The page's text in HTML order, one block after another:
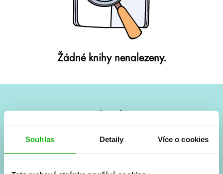
Souhlas Detaily Více o cookies
Žádné knihy nenalezeny.
Vše kolem #youngadult každý měsíc rovnou do mailu!
a seriálové adaptace a další.